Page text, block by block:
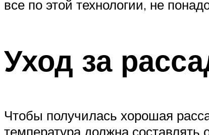
все по этой технологии, не
Уход за
Чтобы получилась хорошая
температура должна составлять